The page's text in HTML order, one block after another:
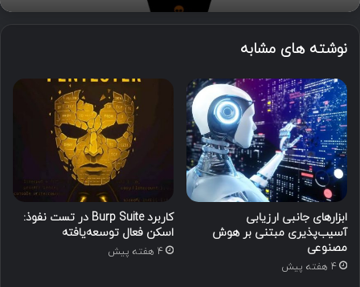
نوشته های مشابه
ابزارهای جانبی ارزیابی
آسیب‌پذیری مبتنی بر هوش
مصنوعی
4 هفته پیش
کاربرد Burp Suite در تست نفوذ:
اسکن فعال توسعه‌یافته
4 هفته پیش